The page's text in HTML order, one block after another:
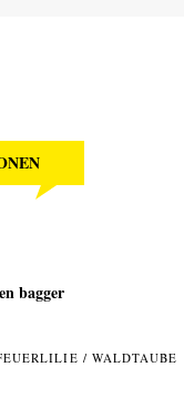
bagger
/ WALDTAUBE